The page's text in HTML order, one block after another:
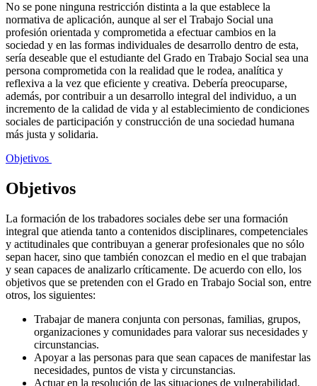
No se pone ninguna restricción distinta a la que establece la
normativa de aplicación, aunque al ser el Trabajo Social una
profesión orientada y comprometida a efectuar cambios en la
sociedad y en las formas individuales de desarrollo dentro de esta,
sería deseable que el estudiante del Grado en Trabajo Social sea una
persona comprometida con la realidad que le rodea, analítica y
reflexiva a la vez que eficiente y creativa. Debería preocuparse,
además, por contribuir a un desarrollo integral del individuo, a un
incremento de la calidad de vida y al establecimiento de condiciones
sociales de participación y construcción de una sociedad humana
más justa y solidaria.
Objetivos
Objetivos
La formación de los trabadores sociales debe ser una formación
integral que atienda tanto a contenidos disciplinares, competenciales
y actitudinales que contribuyan a generar profesionales que no sólo
sepan hacer, sino que también conozcan el medio en el que trabajan
y sean capaces de analizarlo críticamente. De acuerdo con ello, los
objetivos que se pretenden con el Grado en Trabajo Social son, entre
otros, los siguientes:
Trabajar de manera conjunta con personas, familias, grupos,
organizaciones y comunidades para valorar sus necesidades y
circunstancias.
Apoyar a las personas para que sean capaces de manifestar las
necesidades, puntos de vista y circunstancias.
Actuar en la resolución de las situaciones de vulnerabilidad,